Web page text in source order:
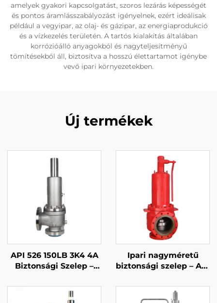
amelyek gyakori kapcsolgatást, szoros lezárás képességét
és pontos áramlásszabályozást igényelnek, ezért ideálisak
például a vegyipar, az olaj- és gázipar, az energiaprodukció
és a vízkezelés területén. A tartós kialakítás általában
korrózióálló anyagokból és nagyteljesítményű
tömítésekből áll, biztosítva a hosszú élettartamot igénybe
vevő ipari környezetekben.
Új termékek
API 526 150LB 3K4 4A
Biztonsági Szelep –
Rozsdamentes
Acéltest, Magas
Ipari nagyméretű
biztonsági szelep – API
és 316 trim –
megbízható